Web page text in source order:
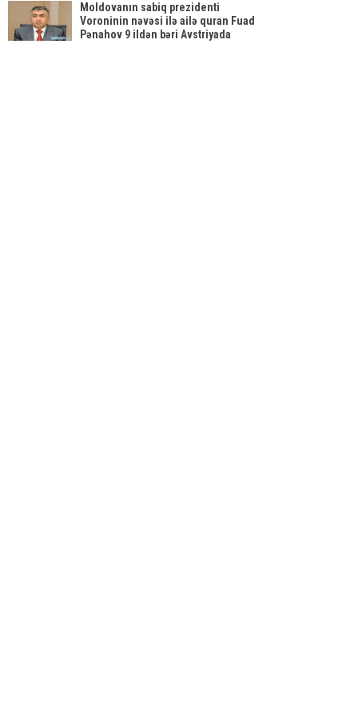
çıxıb...SİYAHI
Moldovanın sabiq prezidenti
Voroninin nəvəsi ilə ailə quran Fuad
Pənahov 9 ildən bəri Avstriyada